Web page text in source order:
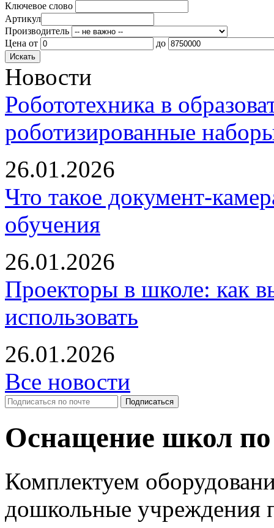
Ключевое слово
Артикул
Производитель
Цена от до
Новости
Робототехника в
роботизированные
26.01.2026
Что такое документ-
обучения
26.01.2026
Проекторы в школе: как
использовать
26.01.2026
Все новости
Оснащение школ по
Комплектуем
дошкольные учреждения